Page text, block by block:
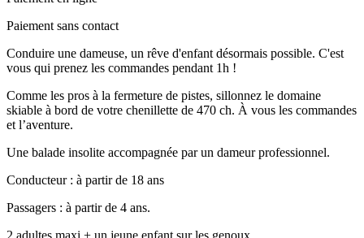
Paiement sans contact
Conduire une dameuse, un rêve d'enfant désormais possible. C'est
vous qui prenez les commandes pendant 1h !
Comme les pros à la fermeture de pistes, sillonnez le domaine
skiable à bord de votre chenillette de 470 ch. À vous les commandes
et l’aventure.
Une balade insolite accompagnée par un dameur professionnel.
Conducteur : à partir de 18 ans
Passagers : à partir de 4 ans.
2 adultes maxi + un jeune enfant sur les genoux